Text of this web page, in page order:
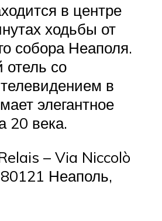
в центре
ходьбы от
собора Неаполя.
со
в
элегантное
20 века.
– Via Niccolò
Неаполь,